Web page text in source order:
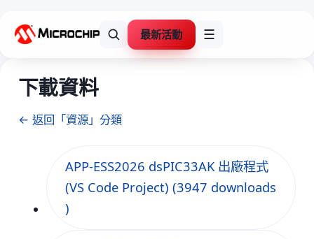
最新活動 ☰
下載資料
← 返回「資源」分類
APP-ESS2026 dsPIC33AK 出廠程式
(VS Code Project) (3947 downloads
)